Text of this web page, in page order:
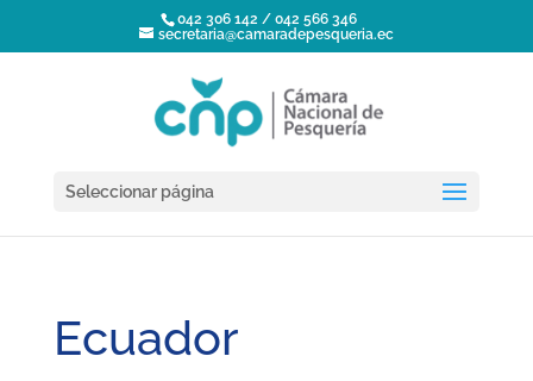
042 306 142 / 042 566 346
secretaria@camaradepesqueria.ec
Seleccionar página
Ecuador